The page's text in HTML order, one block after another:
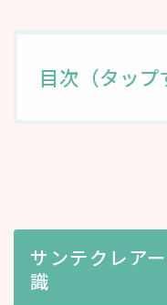
目次（タップ
サンテクレア
識